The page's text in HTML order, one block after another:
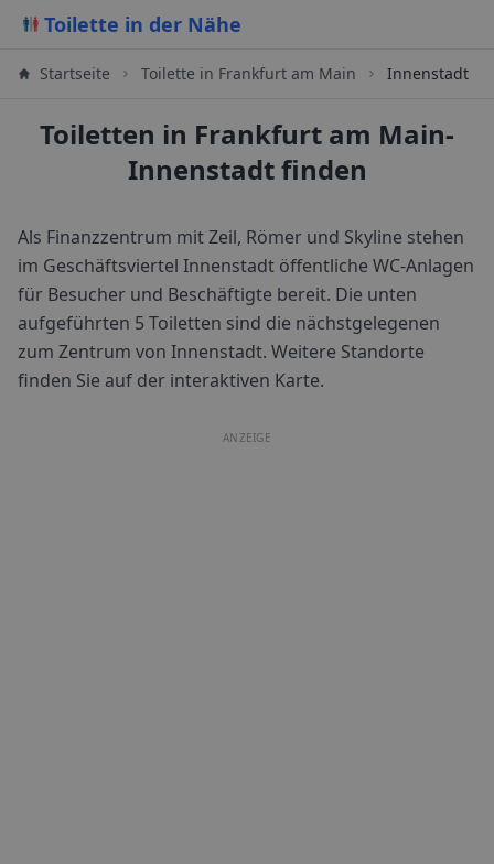
Toilette in der Nähe
Startseite Toilette in Frankfurt am Main Innenstadt
Toiletten in Frankfurt am Main-
Innenstadt finden
Als Finanzzentrum mit Zeil, Römer und Skyline stehen
im Geschäftsviertel Innenstadt öffentliche WC-Anlagen
für Besucher und Beschäftigte bereit. Die unten
aufgeführten 5 Toiletten sind die nächstgelegenen
zum Zentrum von Innenstadt. Weitere Standorte
finden Sie auf der interaktiven Karte.
ANZEIGE